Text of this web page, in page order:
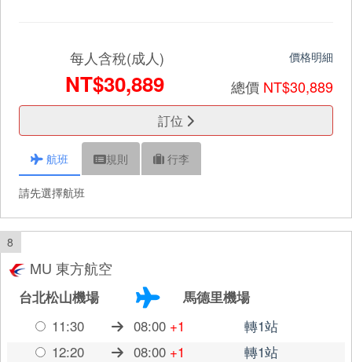
每人含稅(成人)
NT$30,889
價格明細
總價 NT$30,889
訂位
航班 規則 行李
請先選擇航班
8
MU 東方航空
台北松山機場
馬德里機場
11:30
08:00 +1
轉1站
12:20
08:00 +1 轉1站